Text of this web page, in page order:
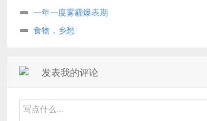
一年一度雾霾爆表期
食物，乡愁
发表我的评论